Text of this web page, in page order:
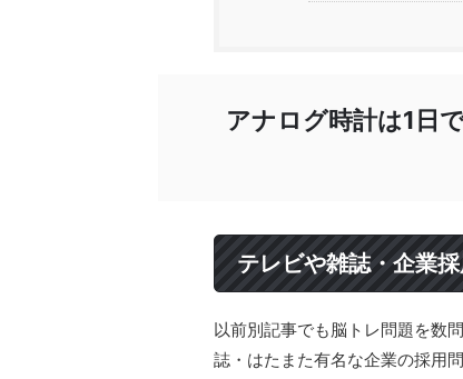
アナログ時計は1日
テレビや雑誌・企業
以前別記事でも脳トレ問題を数
誌・はたまた有名な企業の採用